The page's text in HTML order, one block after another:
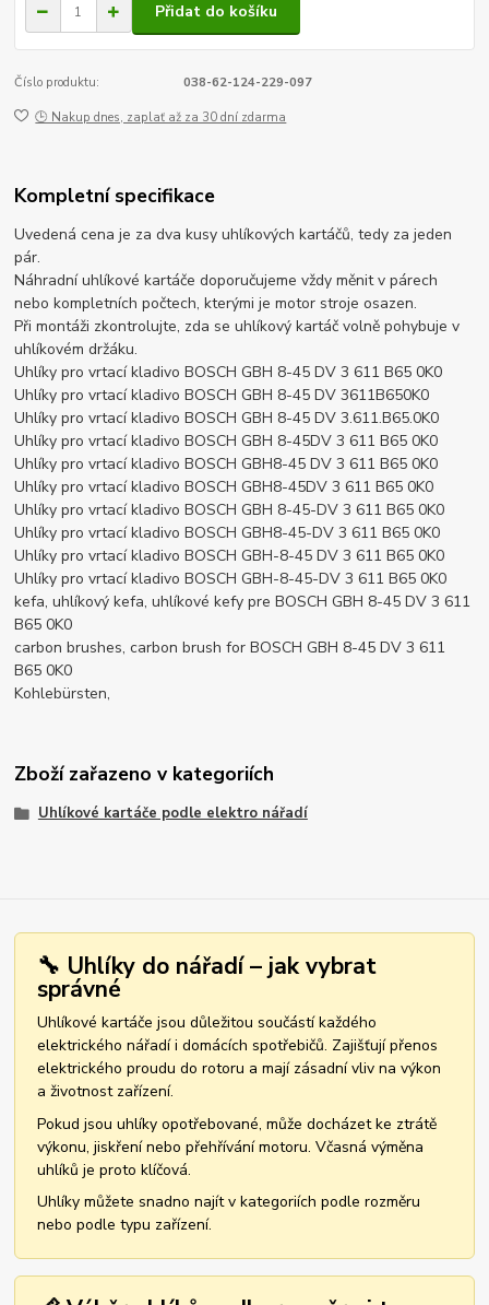
Přidat do košíku
Číslo produktu: 038-62-124-229-097
🕒 Nakup dnes, zaplať až za 30 dní zdarma
Kompletní specifikace
Uvedená cena je za dva kusy uhlíkových kartáčů, tedy za jeden
pár.
Náhradní uhlíkové kartáče doporučujeme vždy měnit v párech
nebo kompletních počtech, kterými je motor stroje osazen.
Při montáži zkontrolujte, zda se uhlíkový kartáč volně pohybuje v
uhlíkovém držáku.
Uhlíky pro vrtací kladivo BOSCH GBH 8-45 DV 3 611 B65 0K0
Uhlíky pro vrtací kladivo BOSCH GBH 8-45 DV 3611B650K0
Uhlíky pro vrtací kladivo BOSCH GBH 8-45 DV 3.611.B65.0K0
Uhlíky pro vrtací kladivo BOSCH GBH 8-45DV 3 611 B65 0K0
Uhlíky pro vrtací kladivo BOSCH GBH8-45 DV 3 611 B65 0K0
Uhlíky pro vrtací kladivo BOSCH GBH8-45DV 3 611 B65 0K0
Uhlíky pro vrtací kladivo BOSCH GBH 8-45-DV 3 611 B65 0K0
Uhlíky pro vrtací kladivo BOSCH GBH8-45-DV 3 611 B65 0K0
Uhlíky pro vrtací kladivo BOSCH GBH-8-45 DV 3 611 B65 0K0
Uhlíky pro vrtací kladivo BOSCH GBH-8-45-DV 3 611 B65 0K0
kefa, uhlíkový kefa, uhlíkové kefy pre BOSCH GBH 8-45 DV 3 611
B65 0K0
carbon brushes, carbon brush for BOSCH GBH 8-45 DV 3 611
B65 0K0
Kohlebürsten,
Zboží zařazeno v kategoriích
Uhlíkové kartáče podle elektro nářadí
🔧 Uhlíky do nářadí – jak vybrat
správné
Uhlíkové kartáče jsou důležitou součástí každého
elektrického nářadí i domácích spotřebičů. Zajišťují přenos
elektrického proudu do rotoru a mají zásadní vliv na výkon
a životnost zařízení.
Pokud jsou uhlíky opotřebované, může docházet ke ztrátě
výkonu, jiskření nebo přehřívání motoru. Včasná výměna
uhlíků je proto klíčová.
Uhlíky můžete snadno najít v kategoriích podle rozměru
nebo podle typu zařízení.